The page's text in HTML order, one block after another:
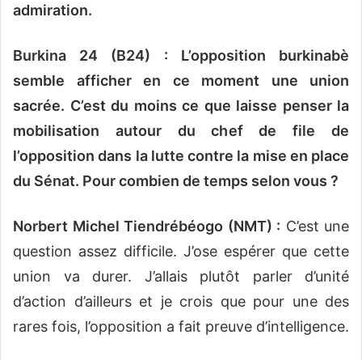
admiration.
Burkina 24 (B24) : L’opposition burkinabè
semble afficher en ce moment une union
sacrée. C’est du moins ce que laisse penser la
mobilisation autour du chef de file de
l’opposition dans la lutte contre la mise en place
du Sénat. Pour combien de temps selon vous ?
Norbert Michel Tiendrébéogo (NMT) : C’est une
question assez difficile. J’ose espérer que cette
union va durer. J’allais plutôt parler d’unité
d’action d’ailleurs et je crois que pour une des
rares fois, l’opposition a fait preuve d’intelligence.